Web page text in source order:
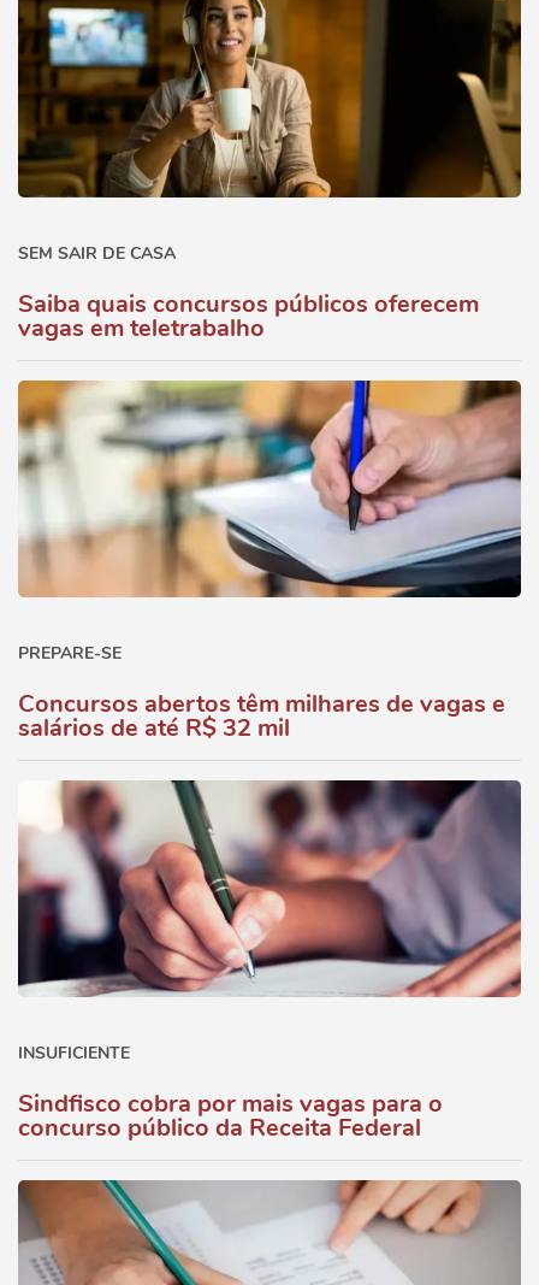
SEM SAIR DE CASA
Saiba quais concursos públicos oferecem
vagas em teletrabalho
PREPARE-SE
Concursos abertos têm milhares de vagas e
salários de até R$ 32 mil
INSUFICIENTE
Sindfisco cobra por mais vagas para o
concurso público da Receita Federal